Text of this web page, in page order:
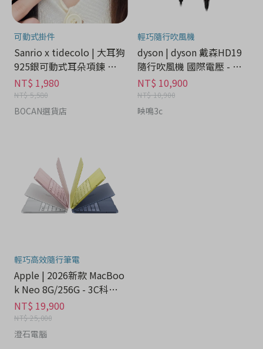
可動式掛件
Sanrio x tidecolo | 大耳狗
925銀可動式耳朵項鍊 禮
盒 - 流行潮牌分期
NT$ 1,980
NT$ 5,580
BOCAN選貨店
輕巧隨行吹風機
dyson | dyson 戴森HD19
隨行吹風機 國際電壓 - 家
電分期
NT$ 10,900
NT$ 10,900
映鳴3c
輕巧高效隨行筆電
Apple | 2026新款 MacBoo
k Neo 8G/256G - 3C科技
分期
NT$ 19,900
NT$ 25,000
澄石電腦